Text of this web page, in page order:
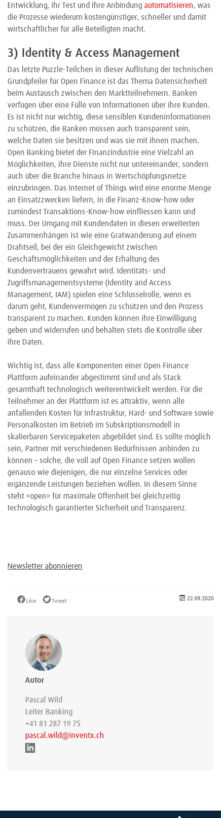
Entwicklung, ihr Test und ihre Anbindung automatisieren, was
die Prozesse wiederum kostengünstiger, schneller und damit
wirtschaftlicher für alle Beteiligten macht.
3) Identity & Access Management
Das letzte Puzzle-Teilchen in dieser Auflistung der technischen
Grundpfeiler für Open Finance ist das Thema Datensicherheit
beim Austausch zwischen den Marktteilnehmern. Banken
verfügen über eine Fülle von Informationen über ihre Kunden.
Es ist nicht nur wichtig, diese sensiblen Kundeninformationen
zu schützen, die Banken müssen auch transparent sein,
welche Daten sie besitzen und was sie mit ihnen machen.
Open Banking bietet der Finanzindustrie eine Vielzahl an
Möglichkeiten, ihre Dienste nicht nur untereinander, sondern
auch über die Branche hinaus in Wertschöpfungsnetze
einzubringen. Das Internet of Things wird eine enorme Menge
an Einsatzzwecken liefern, in die Finanz-Know-how oder
zumindest Transaktions-Know-how einfliessen kann und
muss. Der Umgang mit Kundendaten in diesen erweiterten
Zusammenhängen ist wie eine Gratwanderung auf einem
Drahtseil, bei der ein Gleichgewicht zwischen
Geschäftsmöglichkeiten und der Erhaltung des
Kundenvertrauens gewahrt wird. Identitäts- und
Zugriffsmanagementsysteme (Identity and Access
Management, IAM) spielen eine Schlüsselrolle, wenn es
darum geht, Kundenvermögen zu schützen und den Prozess
transparent zu machen. Kunden können ihre Einwilligung
geben und widerrufen und behalten stets die Kontrolle über
ihre Daten.
Wichtig ist, dass alle Komponenten einer Open Finance
Plattform aufeinander abgestimmt sind und als Stack
gesamthaft technologisch weiterentwickelt werden. Für die
Teilnehmer an der Plattform ist es attraktiv, wenn alle
anfallenden Kosten für Infrastruktur, Hard- und Software sowie
Personalkosten im Betrieb im Subskriptionsmodell in
skalierbaren Servicepaketen abgebildet sind. Es sollte möglich
sein, Partner mit verschiedenen Bedürfnissen anbinden zu
können – solche, die voll auf Open Finance setzen wollen
genauso wie diejenigen, die nur einzelne Services oder
ergänzende Leistungen beziehen wollen. In diesem Sinne
steht «open» für maximale Offenheit bei gleichzeitig
technologisch garantierter Sicherheit und Transparenz.
Newsletter abonnieren
Like Tweet 22.09.2020
Autor
Pascal Wild
Leiter Banking
+41 81 287 19 75
pascal.wild@inventx.ch